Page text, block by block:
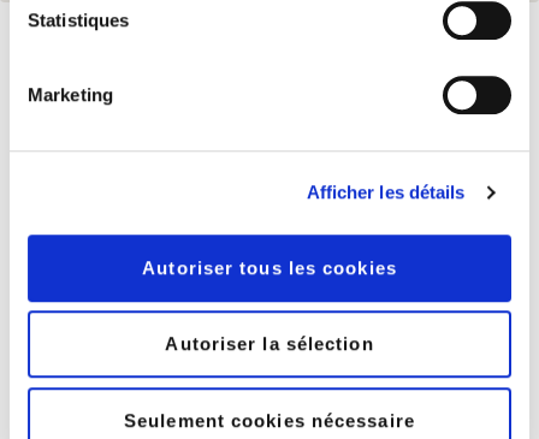
Statistiques
Marketing
Afficher les détails
Autoriser tous les cookies
Autoriser la sélection
Seulement cookies nécessaire
100% LOCAL
Nos partenaires d'installation
locaux sont là pour vous
Le secret du succès de peoplefone réside dans la
collaboration de longue date avec ses partenaires
avantage, en particulier pour les PME qui ne disposent
pas de leur propre service informatique, car elles